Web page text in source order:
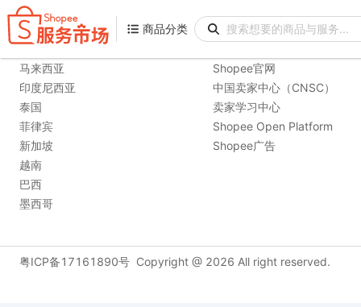
商品分类
商品分类
购物站点
马来西亚
印度尼西亚
泰国
菲律宾
新加坡
越南
巴西
墨西哥
相关链接
Shopee官网
中国卖家中心（CNSC）
卖家学习中心
Shopee Open Platform
Shopee广告
粤ICP备17161890号 Copyright @ 2026 All right reserved.